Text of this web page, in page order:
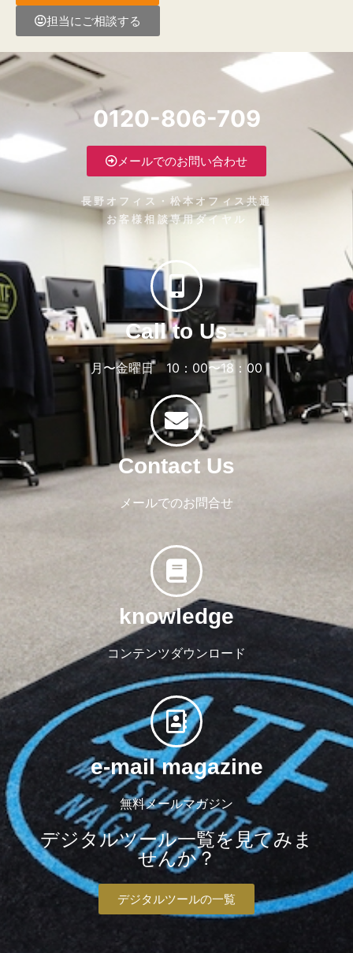
担当にご相談する
0120-806-709
メールでのお問い合わせ
長野オフィス・松本オフィス共通
お客様相談専用ダイヤル
Call to Us
月〜金曜日 10：00〜18：00
Contact Us
メールでのお問合せ
knowledge
コンテンツダウンロード
e-mail magazine
無料メールマガジン
デジタルツール一覧を見てみま
せんか？
デジタルツールの一覧